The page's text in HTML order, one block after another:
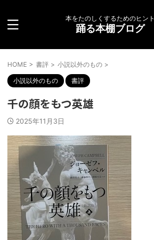
本をたのしくするためのヒント
踊る本棚ブログ
HOME > 書評 > 小説以外のもの >
小説以外のもの 書評
千の顔をもつ英雄
2025年11月3日